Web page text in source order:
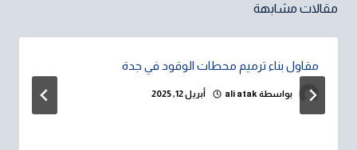
مقالات مشابهة
مقاول بناء ترميم محطات الوقود في جدة
بواسطة ali atak أبريل 12, 2025